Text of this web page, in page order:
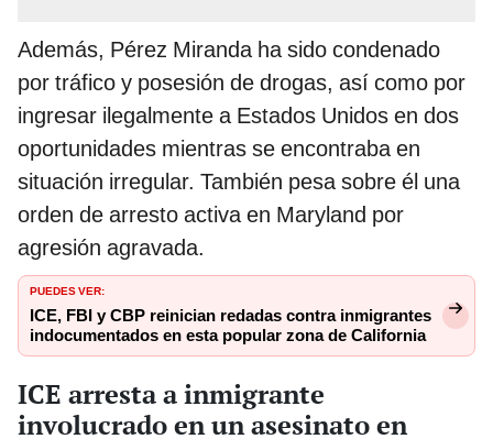
Además, Pérez Miranda ha sido condenado
por tráfico y posesión de drogas, así como por
ingresar ilegalmente a Estados Unidos en dos
oportunidades mientras se encontraba en
situación irregular. También pesa sobre él una
orden de arresto activa en Maryland por
agresión agravada.
PUEDES VER:
ICE, FBI y CBP reinician redadas contra inmigrantes
indocumentados en esta popular zona de California
ICE arresta a inmigrante
involucrado en un asesinato en